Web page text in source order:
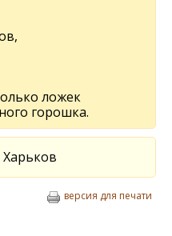
ложек
горошка.
Харьков
версия для печати